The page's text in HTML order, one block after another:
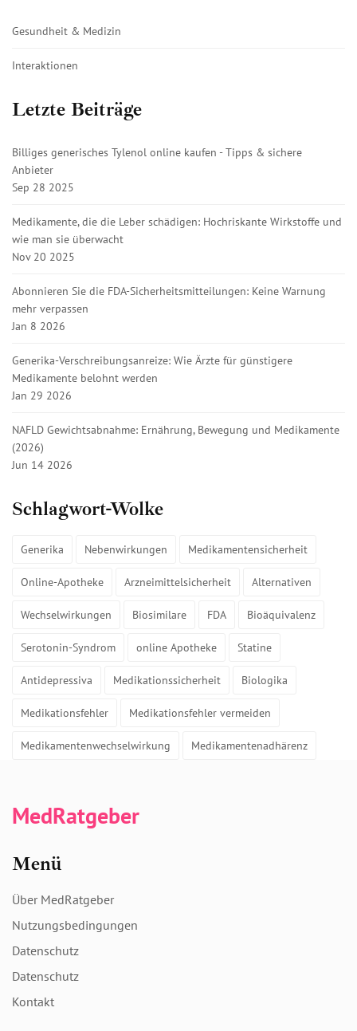
Gesundheit & Medizin
Interaktionen
Letzte Beiträge
Billiges generisches Tylenol online kaufen - Tipps & sichere
Anbieter
Sep 28 2025
Medikamente, die die Leber schädigen: Hochriskante Wirkstoffe und
wie man sie überwacht
Nov 20 2025
Abonnieren Sie die FDA-Sicherheitsmitteilungen: Keine Warnung
mehr verpassen
Jan 8 2026
Generika-Verschreibungsanreize: Wie Ärzte für günstigere
Medikamente belohnt werden
Jan 29 2026
NAFLD Gewichtsabnahme: Ernährung, Bewegung und Medikamente
(2026)
Jun 14 2026
Schlagwort-Wolke
Generika Nebenwirkungen Medikamentensicherheit
Online-Apotheke Arzneimittelsicherheit Alternativen
Wechselwirkungen Biosimilare FDA Bioäquivalenz
Serotonin-Syndrom online Apotheke Statine
Antidepressiva Medikationssicherheit Biologika
Medikationsfehler Medikationsfehler vermeiden
Medikamentenwechselwirkung Medikamentenadhärenz
MedRatgeber
Menü
Über MedRatgeber
Nutzungsbedingungen
Datenschutz
Datenschutz
Kontakt